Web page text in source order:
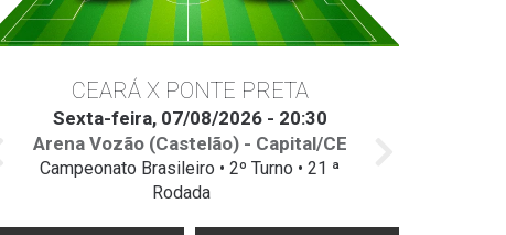
CEARÁ X PONTE PRETA
Sexta-feira, 07/08/2026 - 20:30
Arena Vozão (Castelão) - Capital/CE
Campeonato Brasileiro • 2º Turno • 21 ª
Rodada